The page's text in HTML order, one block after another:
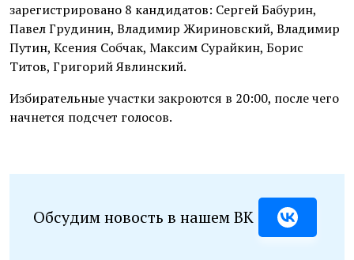
зарегистрировано 8 кандидатов: Сергей Бабурин,
Павел Грудинин, Владимир Жириновский, Владимир
Путин, Ксения Собчак, Максим Сурайкин, Борис
Титов, Григорий Явлинский.
Избирательные участки закроются в 20:00, после чего
начнется подсчет голосов.
Обсудим новость в нашем ВК